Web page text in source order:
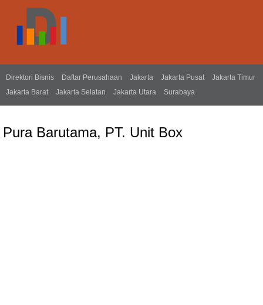
Direktori Bisnis Daftar Perusahaan Jakarta Jakarta Pusat
Jakarta Timur
Jakarta Barat
Jakarta Selatan Jakarta Utara Surabaya
Pura Barutama, PT. Unit Box